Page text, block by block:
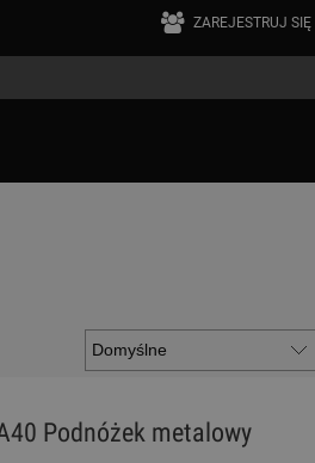
ZAREJESTRUJ SIĘ
Podnóżek metalowy